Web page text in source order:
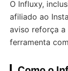
O Influxy,
afiliado ao
aviso reforça
ferramenta